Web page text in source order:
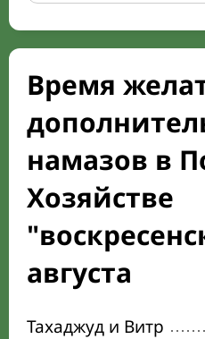
Время
намазов в
Хозяйстве
августа
Тахаджуд и Витр